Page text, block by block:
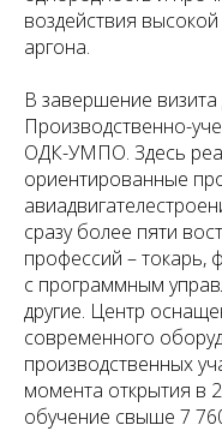
воздействия
аргона.
В завершение визита
Производственно-
ОДК-УМПО. Здесь
ориентированные
сразу более пяти
профессий – токарь,
с программным
другие. Центр
современного
производственных
момента открытия в
обучение свыше 7